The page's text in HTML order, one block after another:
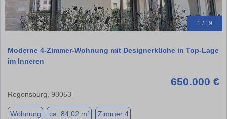
1 / 19
Moderne 4-Zimmer-Wohnung mit Designerküche in Top-Lage
im Inneren
650.000 €
Regensburg, 93053
Wohnung ca. 84,02 m² Zimmer 4